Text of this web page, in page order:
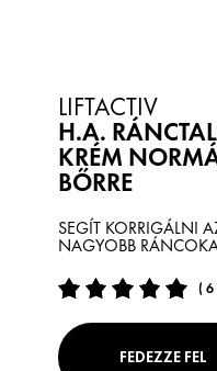
LIFTACTIV
H.A.
KRÉM
BŐRRE
SEGÍT KORRIGÁLNI
NAGYOBB
( 6
FEDEZZE FEL